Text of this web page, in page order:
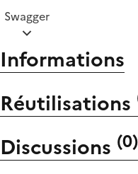
Swagger
Informations
Réutilisations
Discussions (0)